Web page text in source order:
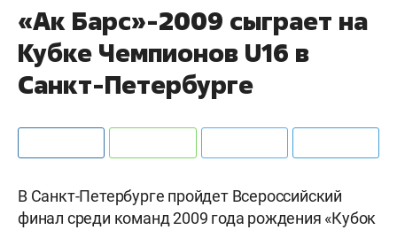
«Ак Барс»-2009 сыграет на
Кубке Чемпионов U16 в
Санкт-Петербурге
В Санкт-Петербурге пройдет Всероссийский
финал среди команд 2009 года рождения «Кубок